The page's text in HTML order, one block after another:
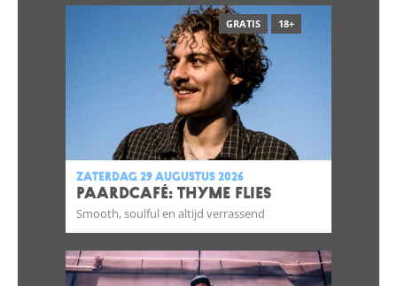
GRATIS 18+
zaterdag 29 augustus 2026
Paardcafé: Thyme Flies
Smooth, soulful en altijd verrassend